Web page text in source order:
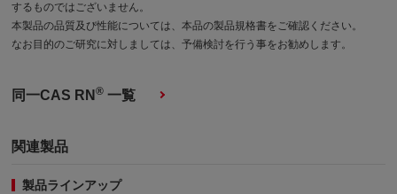
するものではございません。
本製品の品質及び性能については、本品の製品規格書をご確認ください。
なお目的のご研究に対しましては、予備検討を行う事をお勧めします。
同一CAS RN® 一覧
関連製品
製品ラインアップ